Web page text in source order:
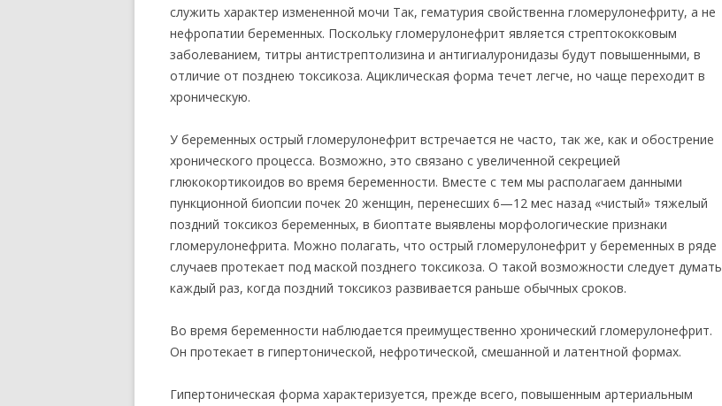
служить характер измененной мочи Так, гематурия свойственна гломерулонефриту, а не
нефропатии беременных. Поскольку гломерулонефрит является стрептококковым
заболеванием, титры антистрептолизина и антигиалуронидазы будут повышенными, в
отличие от позднею токсикоза. Ациклическая форма течет легче, но чаще переходит в
хроническую.
У беременных острый гломерулонефрит встречается не часто, так же, как и обострение
хронического процесса. Возможно, это связано с увеличенной секрецией
глюкокортикоидов во время беременности. Вместе с тем мы располагаем данными
пункционной биопсии почек 20 женщин, перенесших 6—12 мес назад «чистый» тяжелый
поздний токсикоз беременных, в биоптате выявлены морфологические признаки
гломерулонефрита. Можно полагать, что острый гломерулонефрит у беременных в ряде
случаев протекает под маской позднего токсикоза. О такой возможности следует думать
каждый раз, когда поздний токсикоз развивается раньше обычных сроков.
Во время беременности наблюдается преимущественно хронический гломерулонефрит.
Он протекает в гипертонической, нефротической, смешанной и латентной формах.
Гипертоническая форма характеризуется, прежде всего, повышенным артериальным